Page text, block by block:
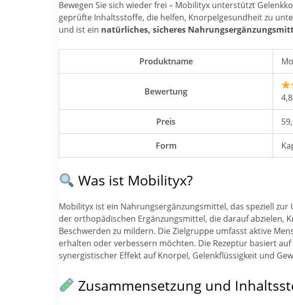
Bewegen Sie sich wieder frei – Mobilityx unterstützt
geprüfte Inhaltsstoffe, die helfen, Knorpelgesundheit zu
und ist ein natürliches, sicheres
Produktname
Bewertung
Preis
Form
Was ist Mobilityx?
Mobilityx ist ein Nahrungsergänzungsmittel, das speziell
der orthopädischen Ergänzungsmittel, die darauf abzielen,
Beschwerden zu mildern. Die Zielgruppe umfasst aktive
erhalten oder verbessern möchten. Die Rezeptur basiert
synergistischer Effekt auf Knorpel, Gelenkflüssigkeit und
Zusammensetzung und